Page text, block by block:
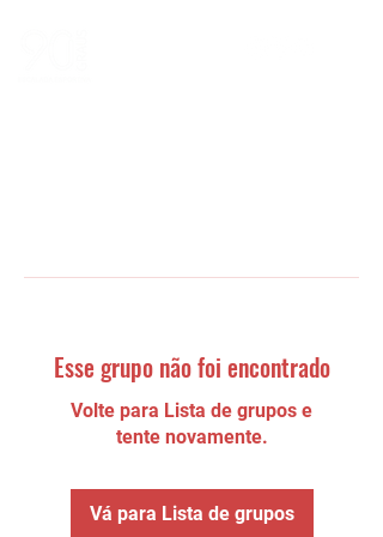
Esse grupo não foi encontrado
Volte para Lista de grupos e
tente novamente.
Vá para Lista de grupos